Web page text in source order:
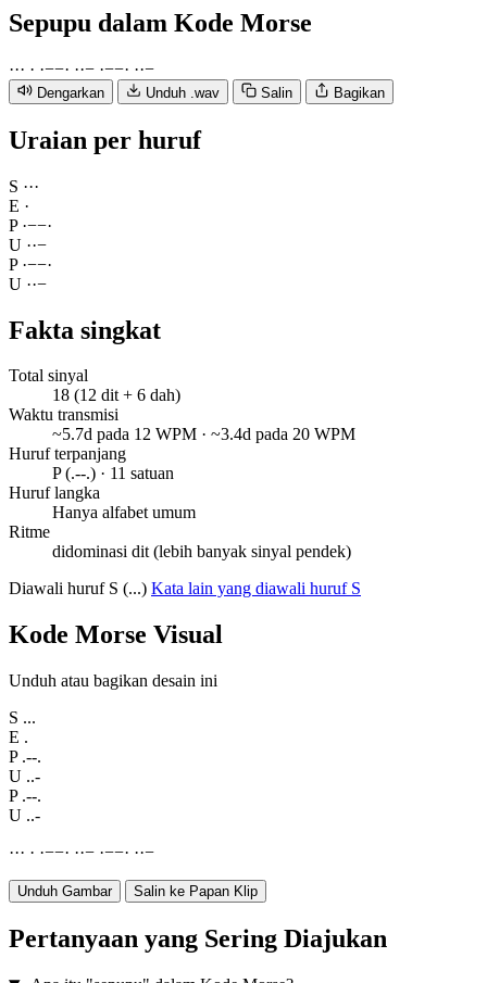
Sepupu dalam Kode Morse
··· · ·−−· ··− ·−−· ··−
Dengarkan Unduh .wav Salin Bagikan
Uraian per huruf
S ···
E ·
P ·−−·
U ··−
P ·−−·
U ··−
Fakta singkat
Total sinyal
18 (12 dit + 6 dah)
Waktu transmisi
~5.7d pada 12 WPM · ~3.4d pada 20 WPM
Huruf terpanjang
P (.--.) · 11 satuan
Huruf langka
Hanya alfabet umum
Ritme
didominasi dit (lebih banyak sinyal pendek)
Diawali huruf S (...) Kata lain yang diawali huruf S
Kode Morse Visual
Unduh atau bagikan desain ini
S ...
E .
P .--.
U ..-
P .--.
U ..-
··· · ·−−· ··− ·−−· ··−
Unduh Gambar Salin ke Papan Klip
Pertanyaan yang Sering Diajukan